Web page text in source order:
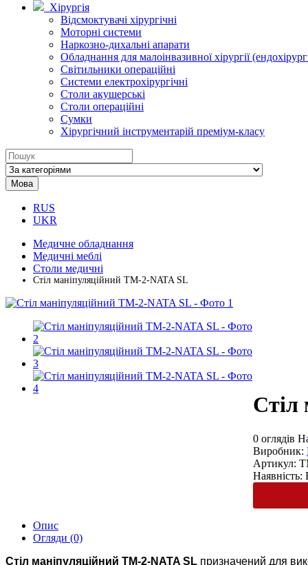
Хірургія
Відсмоктувачі хірургічні
Моторні системи
Наркозно-дихальні апарати
Обладнання для малоінвазивної хірургії
Світильники операційні
Системи електрохірургічні
Столи акушерські
Столи операційні
Сумки
Хірургічний інструментарій преміум-класу
Мова
RUS
UKR
Медичне обладнання
Медичні меблі
Столи медичні
Стіл маніпуляційний ТМ-2-NATA SL
Стіл
0 оглядів
Виробник:
Артикул:
Наявність:
Опис
Огляди (0)
Стіл маніпуляційний ТМ-2-NATA SL призначений для